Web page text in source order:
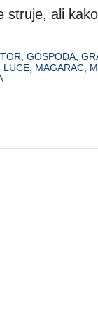
struje, ali
GOSPOĐA
LUCE MAGARAC